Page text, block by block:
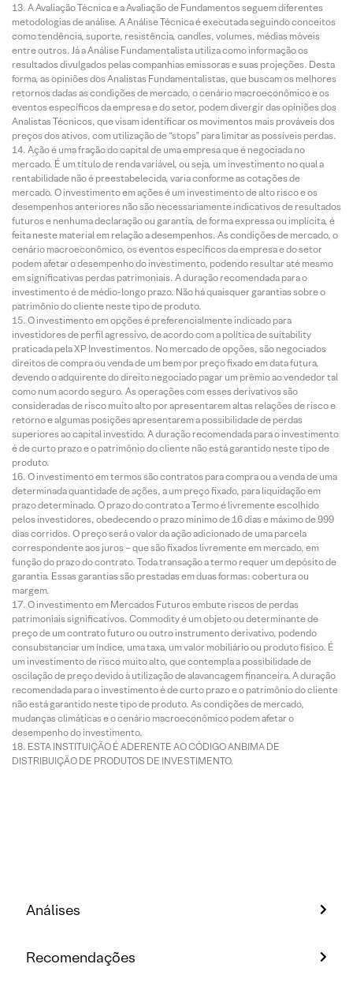
A Avaliação Técnica e a Avaliação de Fundamentos seguem diferentes
metodologias de análise. A Análise Técnica é executada seguindo conceitos
como tendência, suporte, resistência, candles, volumes, médias móveis
entre outros. Já a Análise Fundamentalista utiliza como informação os
resultados divulgados pelas companhias emissoras e suas projeções. Desta
forma, as opiniões dos Analistas Fundamentalistas, que buscam os melhores
retornos dadas as condições de mercado, o cenário macroeconômico e os
eventos específicos da empresa e do setor, podem divergir das opiniões dos
Analistas Técnicos, que visam identificar os movimentos mais prováveis dos
preços dos ativos, com utilização de “stops” para limitar as possíveis perdas.
Ação é uma fração do capital de uma empresa que é negociada no
mercado. É um título de renda variável, ou seja, um investimento no qual a
rentabilidade não é preestabelecida, varia conforme as cotações de
mercado. O investimento em ações é um investimento de alto risco e os
desempenhos anteriores não são necessariamente indicativos de resultados
futuros e nenhuma declaração ou garantia, de forma expressa ou implícita, é
feita neste material em relação a desempenhos. As condições de mercado, o
cenário macroeconômico, os eventos específicos da empresa e do setor
podem afetar o desempenho do investimento, podendo resultar até mesmo
em significativas perdas patrimoniais. A duração recomendada para o
investimento é de médio-longo prazo. Não há quaisquer garantias sobre o
patrimônio do cliente neste tipo de produto.
O investimento em opções é preferencialmente indicado para
investidores de perfil agressivo, de acordo com a política de suitability
praticada pela XP Investimentos. No mercado de opções, são negociados
direitos de compra ou venda de um bem por preço fixado em data futura,
devendo o adquirente do direito negociado pagar um prêmio ao vendedor tal
como num acordo seguro. As operações com esses derivativos são
consideradas de risco muito alto por apresentarem altas relações de risco e
retorno e algumas posições apresentarem a possibilidade de perdas
superiores ao capital investido. A duração recomendada para o investimento
é de curto prazo e o patrimônio do cliente não está garantido neste tipo de
produto.
O investimento em termos são contratos para compra ou a venda de uma
determinada quantidade de ações, a um preço fixado, para liquidação em
prazo determinado. O prazo do contrato a Termo é livremente escolhido
pelos investidores, obedecendo o prazo mínimo de 16 dias e máximo de 999
dias corridos. O preço será o valor da ação adicionado de uma parcela
correspondente aos juros – que são fixados livremente em mercado, em
função do prazo do contrato. Toda transação a termo requer um depósito de
garantia. Essas garantias são prestadas em duas formas: cobertura ou
margem.
O investimento em Mercados Futuros embute riscos de perdas
patrimoniais significativos. Commodity é um objeto ou determinante de
preço de um contrato futuro ou outro instrumento derivativo, podendo
consubstanciar um índice, uma taxa, um valor mobiliário ou produto físico. É
um investimento de risco muito alto, que contempla a possibilidade de
oscilação de preço devido à utilização de alavancagem financeira. A duração
recomendada para o investimento é de curto prazo e o patrimônio do cliente
não está garantido neste tipo de produto. As condições de mercado,
mudanças climáticas e o cenário macroeconômico podem afetar o
desempenho do investimento.
ESTA INSTITUIÇÃO É ADERENTE AO CÓDIGO ANBIMA DE
DISTRIBUIÇÃO DE PRODUTOS DE INVESTIMENTO.
Análises
Recomendações